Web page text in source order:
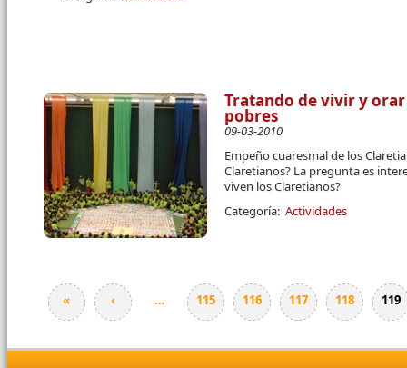
Tratando de vivir y
pobres
09-03-2010
Empeño cuaresmal de los
Claretianos? La pregunta es
viven los Claretianos?
Categoría: Actividades
Páginas
« ‹ … 115 116 117 118 119